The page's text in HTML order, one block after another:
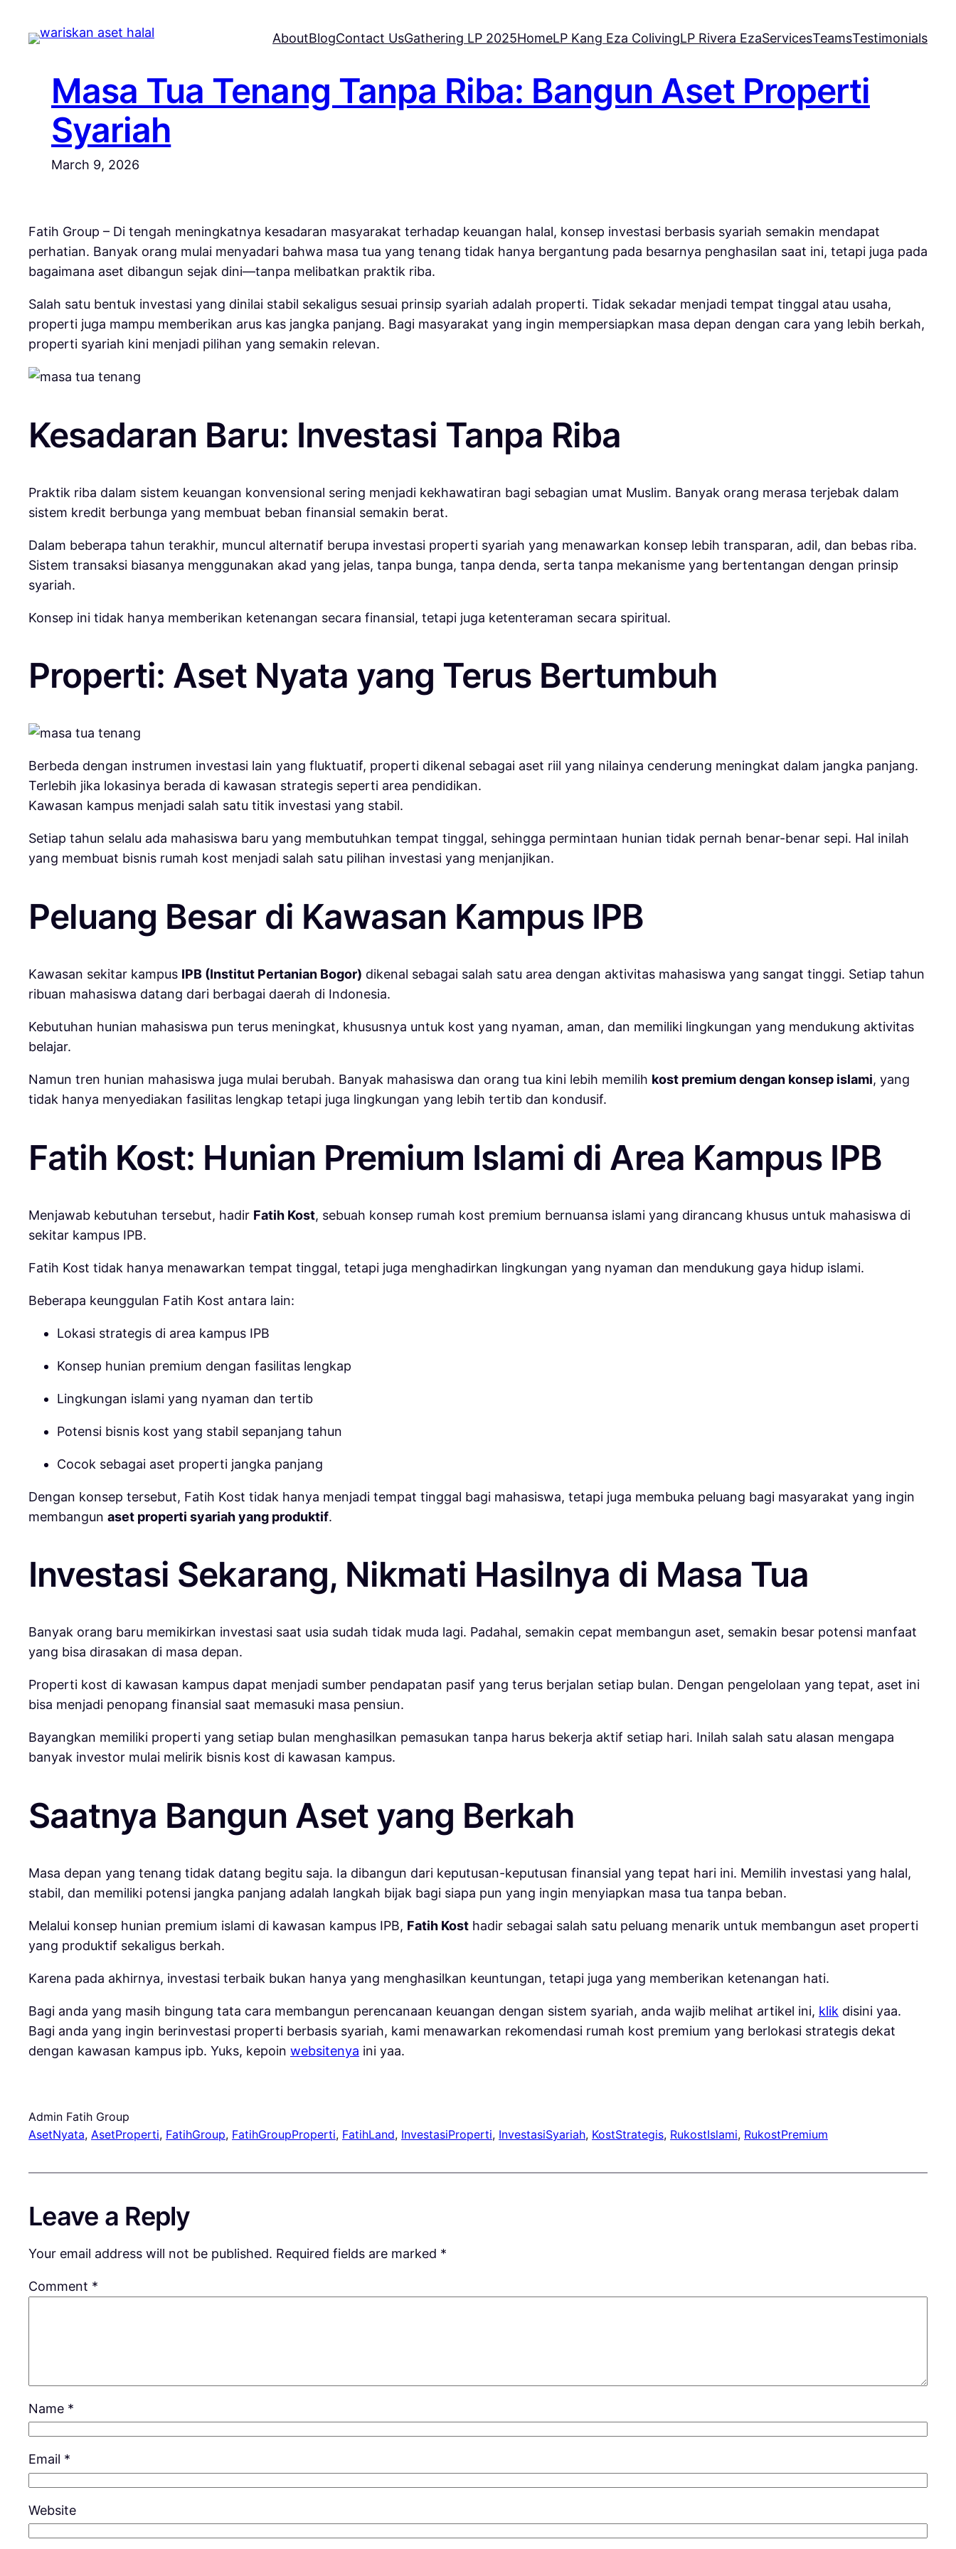
AboutBlogContact UsGathering LP 2025HomeLP Kang Eza ColivingLP Rivera EzaServicesTeamsTestimonials
Masa Tua Tenang Tanpa Riba: Bangun Aset Properti
Syariah
March 9, 2026
Fatih Group – Di tengah meningkatnya kesadaran masyarakat terhadap keuangan halal, konsep investasi berbasis syariah semakin mendapat
perhatian. Banyak orang mulai menyadari bahwa masa tua yang tenang tidak hanya bergantung pada besarnya penghasilan saat ini, tetapi juga pada
bagaimana aset dibangun sejak dini—tanpa melibatkan praktik riba.
Salah satu bentuk investasi yang dinilai stabil sekaligus sesuai prinsip syariah adalah properti. Tidak sekadar menjadi tempat tinggal atau usaha,
properti juga mampu memberikan arus kas jangka panjang. Bagi masyarakat yang ingin mempersiapkan masa depan dengan cara yang lebih berkah,
properti syariah kini menjadi pilihan yang semakin relevan.
Kesadaran Baru: Investasi Tanpa Riba
Praktik riba dalam sistem keuangan konvensional sering menjadi kekhawatiran bagi sebagian umat Muslim. Banyak orang merasa terjebak dalam
sistem kredit berbunga yang membuat beban finansial semakin berat.
Dalam beberapa tahun terakhir, muncul alternatif berupa investasi properti syariah yang menawarkan konsep lebih transparan, adil, dan bebas riba.
Sistem transaksi biasanya menggunakan akad yang jelas, tanpa bunga, tanpa denda, serta tanpa mekanisme yang bertentangan dengan prinsip
syariah.
Konsep ini tidak hanya memberikan ketenangan secara finansial, tetapi juga ketenteraman secara spiritual.
Properti: Aset Nyata yang Terus Bertumbuh
Berbeda dengan instrumen investasi lain yang fluktuatif, properti dikenal sebagai aset riil yang nilainya cenderung meningkat dalam jangka panjang.
Terlebih jika lokasinya berada di kawasan strategis seperti area pendidikan.
Kawasan kampus menjadi salah satu titik investasi yang stabil.
Setiap tahun selalu ada mahasiswa baru yang membutuhkan tempat tinggal, sehingga permintaan hunian tidak pernah benar-benar sepi. Hal inilah
yang membuat bisnis rumah kost menjadi salah satu pilihan investasi yang menjanjikan.
Peluang Besar di Kawasan Kampus IPB
Kawasan sekitar kampus IPB (Institut Pertanian Bogor) dikenal sebagai salah satu area dengan aktivitas mahasiswa yang sangat tinggi. Setiap tahun
ribuan mahasiswa datang dari berbagai daerah di Indonesia.
Kebutuhan hunian mahasiswa pun terus meningkat, khususnya untuk kost yang nyaman, aman, dan memiliki lingkungan yang mendukung aktivitas
belajar.
Namun tren hunian mahasiswa juga mulai berubah. Banyak mahasiswa dan orang tua kini lebih memilih kost premium dengan konsep islami, yang
tidak hanya menyediakan fasilitas lengkap tetapi juga lingkungan yang lebih tertib dan kondusif.
Fatih Kost: Hunian Premium Islami di Area Kampus IPB
Menjawab kebutuhan tersebut, hadir Fatih Kost, sebuah konsep rumah kost premium bernuansa islami yang dirancang khusus untuk mahasiswa di
sekitar kampus IPB.
Fatih Kost tidak hanya menawarkan tempat tinggal, tetapi juga menghadirkan lingkungan yang nyaman dan mendukung gaya hidup islami.
Beberapa keunggulan Fatih Kost antara lain:
Lokasi strategis di area kampus IPB
Konsep hunian premium dengan fasilitas lengkap
Lingkungan islami yang nyaman dan tertib
Potensi bisnis kost yang stabil sepanjang tahun
Cocok sebagai aset properti jangka panjang
Dengan konsep tersebut, Fatih Kost tidak hanya menjadi tempat tinggal bagi mahasiswa, tetapi juga membuka peluang bagi masyarakat yang ingin
membangun aset properti syariah yang produktif.
Investasi Sekarang, Nikmati Hasilnya di Masa Tua
Banyak orang baru memikirkan investasi saat usia sudah tidak muda lagi. Padahal, semakin cepat membangun aset, semakin besar potensi manfaat
yang bisa dirasakan di masa depan.
Properti kost di kawasan kampus dapat menjadi sumber pendapatan pasif yang terus berjalan setiap bulan. Dengan pengelolaan yang tepat, aset ini
bisa menjadi penopang finansial saat memasuki masa pensiun.
Bayangkan memiliki properti yang setiap bulan menghasilkan pemasukan tanpa harus bekerja aktif setiap hari. Inilah salah satu alasan mengapa
banyak investor mulai melirik bisnis kost di kawasan kampus.
Saatnya Bangun Aset yang Berkah
Masa depan yang tenang tidak datang begitu saja. Ia dibangun dari keputusan-keputusan finansial yang tepat hari ini. Memilih investasi yang halal,
stabil, dan memiliki potensi jangka panjang adalah langkah bijak bagi siapa pun yang ingin menyiapkan masa tua tanpa beban.
Melalui konsep hunian premium islami di kawasan kampus IPB, Fatih Kost hadir sebagai salah satu peluang menarik untuk membangun aset properti
yang produktif sekaligus berkah.
Karena pada akhirnya, investasi terbaik bukan hanya yang menghasilkan keuntungan, tetapi juga yang memberikan ketenangan hati.
Bagi anda yang masih bingung tata cara membangun perencanaan keuangan dengan sistem syariah, anda wajib melihat artikel ini, klik disini yaa.
Bagi anda yang ingin berinvestasi properti berbasis syariah, kami menawarkan rekomendasi rumah kost premium yang berlokasi strategis dekat
dengan kawasan kampus ipb. Yuks, kepoin websitenya ini yaa.
Admin Fatih Group
AsetNyata, AsetProperti, FatihGroup, FatihGroupProperti, FatihLand, InvestasiProperti, InvestasiSyariah, KostStrategis, RukostIslami, RukostPremium
Leave a Reply
Your email address will not be published. Required fields are marked *
Comment *
Name *
Email *
Website